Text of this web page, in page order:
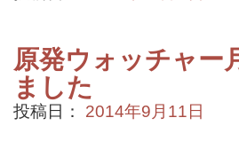
原発ウォッチャー
ました
投稿日： 2014年9月11日